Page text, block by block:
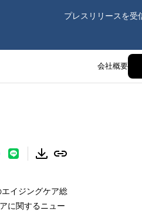
プレスリリースを受
会社概要
イジングケア総
に関するニュー